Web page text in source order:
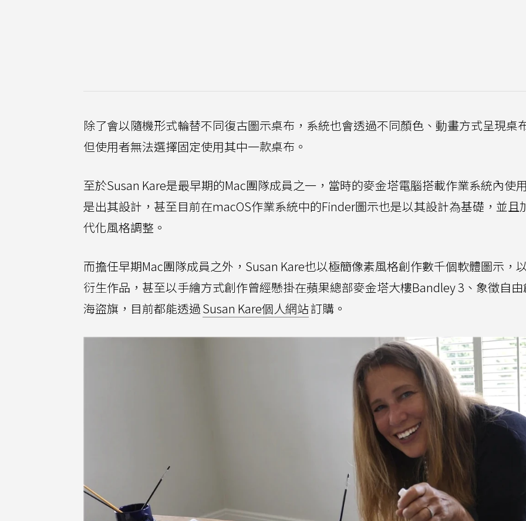
除了會以隨機形式輪替不同復古圖示桌布，系統也會透過不同顏色、動畫方式呈現桌
但使用者無法選擇固定使用其中一款桌布。
至於Susan Kare是最早期的Mac團隊成員之一，當時的麥金塔電腦搭載作業系統內使
是出其設計，甚至目前在macOS作業系統中的Finder圖示也是以其設計為基礎，並且
代化風格調整。
而擔任早期Mac團隊成員之外，Susan Kare也以極簡像素風格創作數千個軟體圖示，
衍生作品，甚至以手繪方式創作曾經懸掛在蘋果總部麥金塔大樓Bandley 3、象徵自
海盜旗，目前都能透過Susan Kare個人網站訂購。